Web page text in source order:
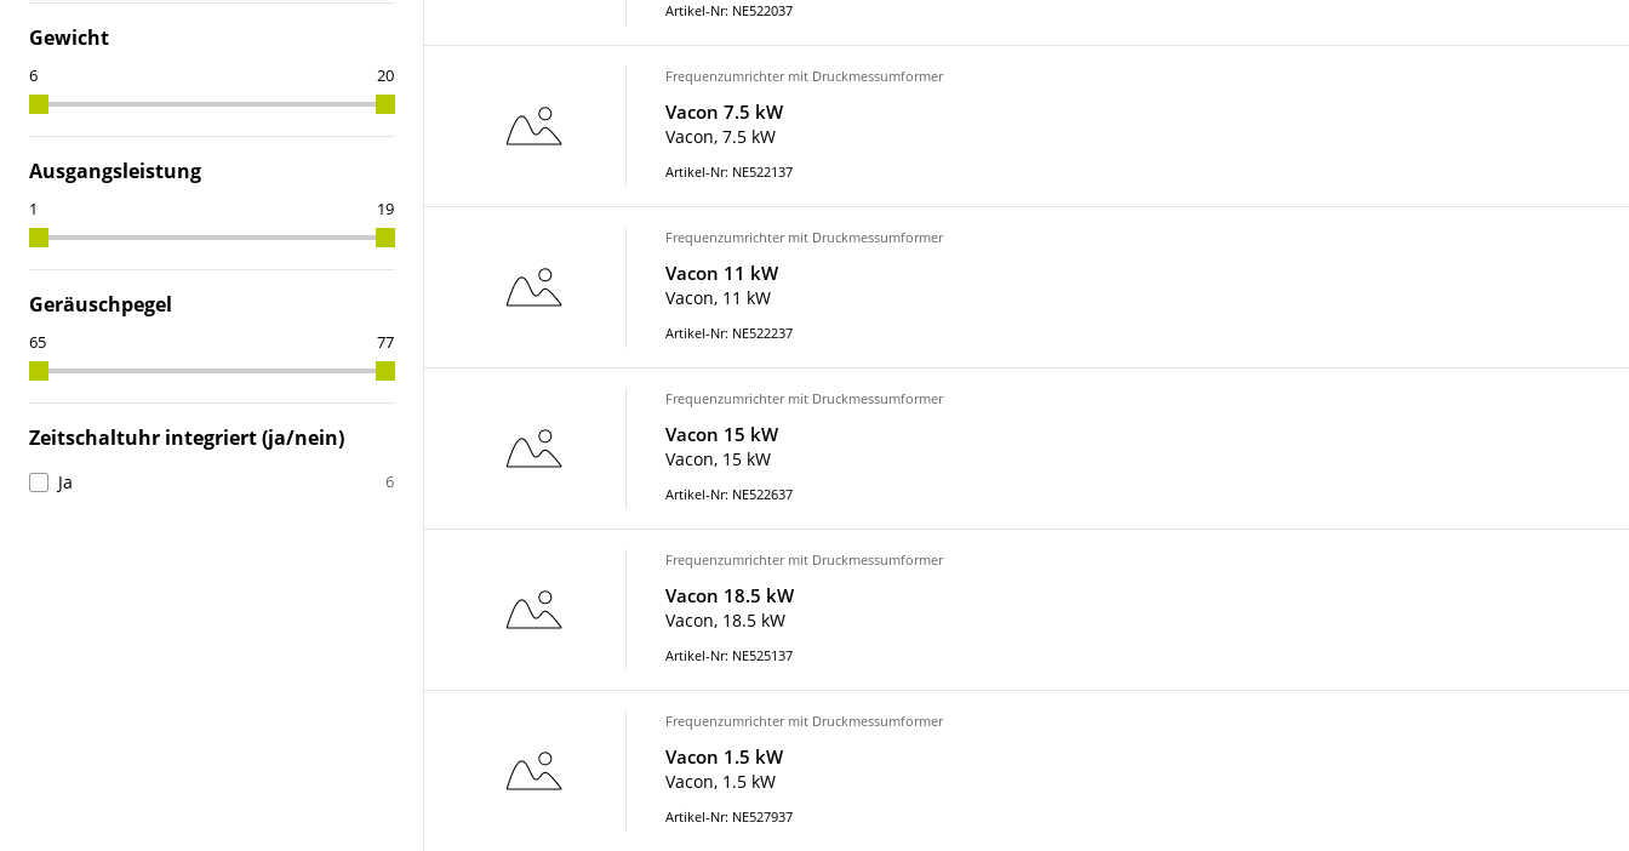
Gewicht
Ausgangsleistung
Geräuschpegel
Zeitschaltuhr integriert (ja/nein)
Ja 6
Artikel-Nr: NE522037
Frequenzumrichter mit Druckmessumformer
Vacon 7.5 kW
Vacon, 7.5 kW
Artikel-Nr: NE522137
Frequenzumrichter mit Druckmessumformer
Vacon 11 kW
Vacon, 11 kW
Artikel-Nr: NE522237
Frequenzumrichter mit Druckmessumformer
Vacon 15 kW
Vacon, 15 kW
Artikel-Nr: NE522637
Frequenzumrichter mit Druckmessumformer
Vacon 18.5 kW
Vacon, 18.5 kW
Artikel-Nr: NE525137
Frequenzumrichter mit Druckmessumformer
Vacon 1.5 kW
Vacon, 1.5 kW
Artikel-Nr: NE527937